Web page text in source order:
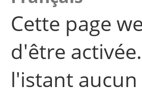
Cette page
d'être
l'istant